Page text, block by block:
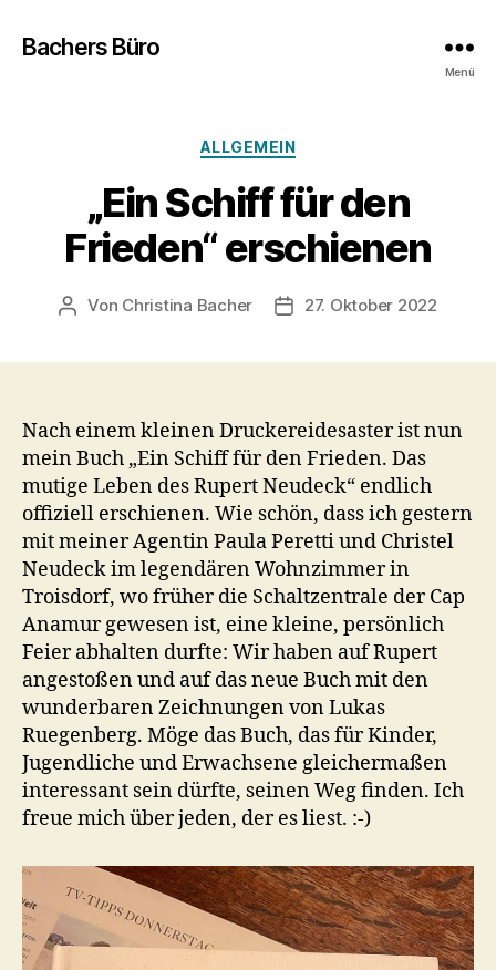
Bachers Büro
Menü
Kategorien
ALLGEMEIN
„Ein Schiff für den
Frieden“ erschienen
Beitragsautor
Von Christina Bacher Veröffentlichungsdatum
27. Oktober 2022
Nach einem kleinen Druckereidesaster ist nun
mein Buch „Ein Schiff für den Frieden. Das
mutige Leben des Rupert Neudeck“ endlich
offiziell erschienen. Wie schön, dass ich gestern
mit meiner Agentin Paula Peretti und Christel
Neudeck im legendären Wohnzimmer in
Troisdorf, wo früher die Schaltzentrale der Cap
Anamur gewesen ist, eine kleine, persönlich
Feier abhalten durfte: Wir haben auf Rupert
angestoßen und auf das neue Buch mit den
wunderbaren Zeichnungen von Lukas
Ruegenberg. Möge das Buch, das für Kinder,
Jugendliche und Erwachsene gleichermaßen
interessant sein dürfte, seinen Weg finden. Ich
freue mich über jeden, der es liest. :-)